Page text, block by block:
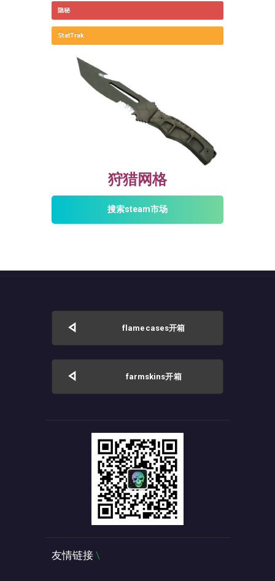
隐秘
StatTrak
狩猎网格
搜索steam市场
flamecases开箱
farmskins开箱
友情链接